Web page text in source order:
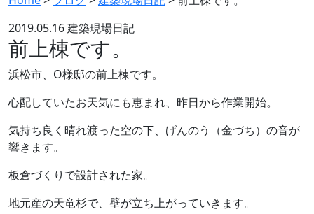
2019.05.16建築現場日記
前上棟です。
浜松市、O様邸の前上棟です。
心配していたお天気にも恵まれ、昨日から作業開始。
気持ち良く晴れ渡った空の下、げんのう（金づち）の音が
響きます。
板倉づくりで設計された家。
地元産の天竜杉で、壁が立ち上がっていきます。